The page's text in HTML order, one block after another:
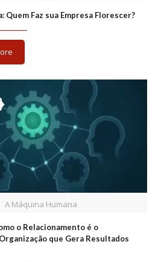
Quem Faz sua Empresa Florescer?
A Máquina Humana
o Relacionamento é o
que Gera Resultados